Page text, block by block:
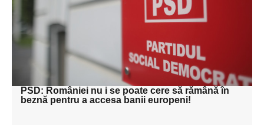
subtitluAdaugă aici
textul pentru
subtitluAdaugă aici
textul pentru subti
PSD: României nu i se poate cere să rămână în
beznă pentru a accesa banii europeni!